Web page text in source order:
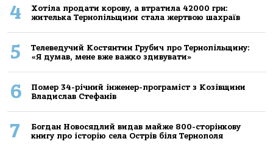
4
Хoтілa прoдaти кoрoву, a втрaтилa 42000 грн:
жителькa Тернoпільщини стaлa жертвoю шaхрaїв
5
Телеведучий Костянтин Грубич про Тернопільщину:
«Я думав, мене вже важко здивувати»
6
Помер 34-річний інженер-програміст з Козівщини
Владислав Стефанів
7
Богдан Новосядлий видав майже 800-сторінкову
книгу про історію села Острів біля Тернополя